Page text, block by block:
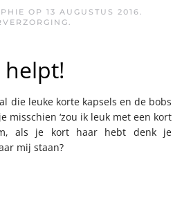
OP 13 AUGUSTUS 2016.
.
helpt!
die leuke korte kapsels en de bobs
misschien ‘zou ik leuk met een kort
als je kort haar hebt denk je
mij staan?